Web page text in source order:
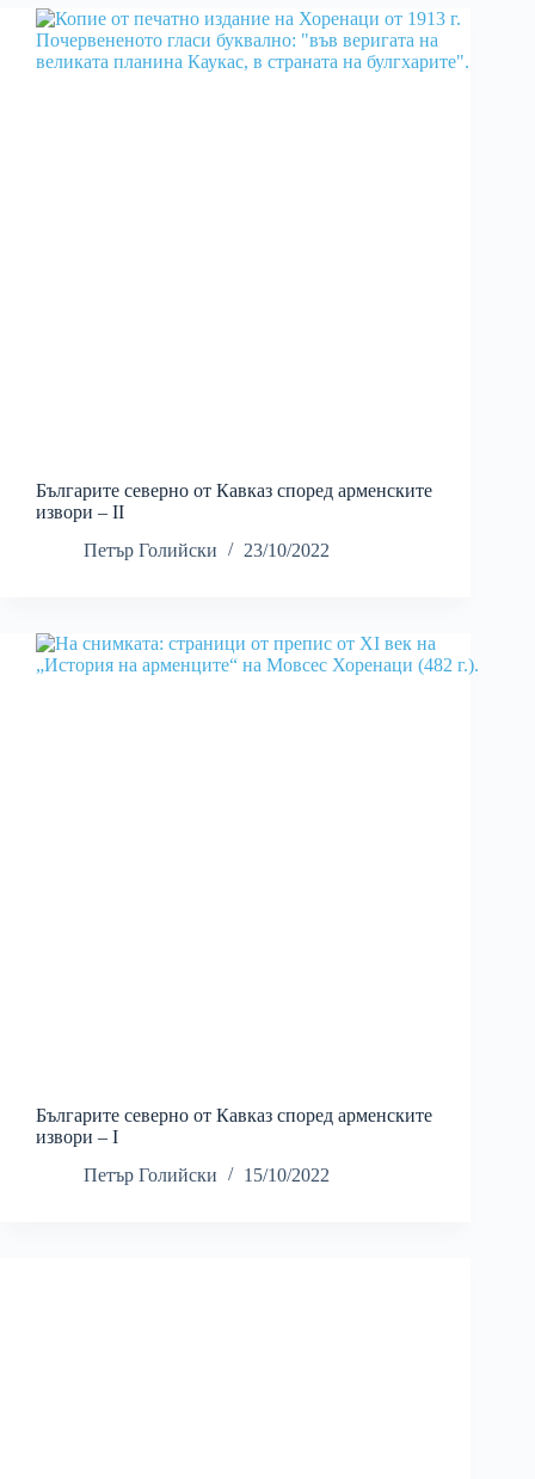
Българите северно от Кавказ според арменските
извори – II
Петър Голийски
23/10/2022
Българите северно от Кавказ според арменските
извори – I
Петър Голийски
15/10/2022